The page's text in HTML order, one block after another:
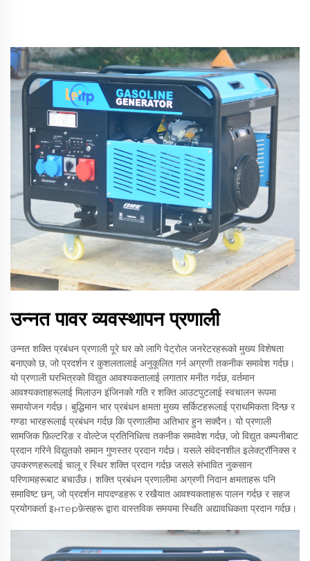
उन्नत पावर व्यवस्थापन प्रणाली
उन्नत शक्ति प्रबंधन प्रणाली पूरे घर को लागि पेट्रोल जनरेटरहरूको मुख्य विशेषता
बनाएको छ, जो प्रदर्शन र कुशलतालाई अनुकूलित गर्न अग्रणी तकनीक समावेश गर्दछ।
यो प्रणाली घरभित्रको विद्युत आवश्यकतालाई लगातार मनीत गर्दछ, वर्तमान
आवश्यकताहरूलाई मिलाउन इंजिनको गति र शक्ति आउटपुटलाई स्वचालन रूपमा
समायोजन गर्दछ। बुद्धिमान भार प्रबंधन क्षमता मुख्य सर्किटहरूलाई प्राथमिकता दिन्छ र
गण्डा भारहरूलाई प्रबंधन गर्दछ कि प्रणालीमा अतिभार हुन सक्दैन। यो प्रणाली
सामजिक फ़िल्टरिङ र वोल्टेज प्रतिनिधित्व तकनीक समावेश गर्दछ, जो विद्युत कम्पनीबाट
प्रदान गरिने विद्युतको समान गुणस्तर प्रदान गर्दछ। यसले संवेदनशील इलेक्ट्रॉनिक्स र
उपकरणहरूलाई चालू र स्थिर शक्ति प्रदान गर्दछ जसले संभावित नुकसान
परिणामहरूबाट बचाउँछ। शक्ति प्रबंधन प्रणालीमा अग्रणी निदान क्षमताहरू पनि
समाविष्ट छन्, जो प्रदर्शन मापदण्डहरू र रखैयात आवश्यकताहरू पालन गर्दछ र सहज
प्रयोगकर्ता इнтерफ़ेसहरू द्वारा वास्तविक समयमा स्थिति अद्यावधिकता प्रदान गर्दछ।